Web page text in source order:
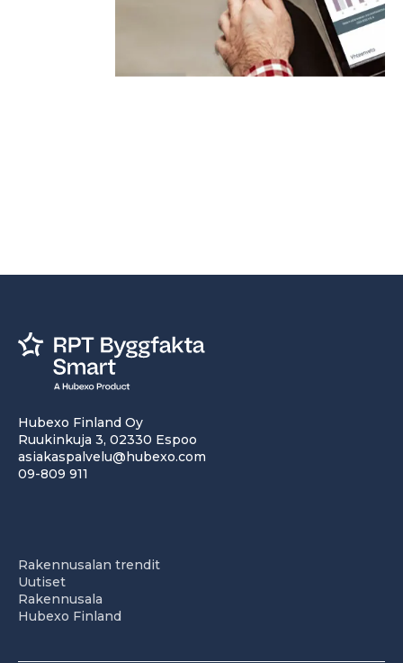
Hubexo Finland Oy
Ruukinkuja 3, 02330 Espoo
asiakaspalvelu@hubexo.com
09-809 911
Rakennusalan trendit
Uutiset
Rakennusala
Hubexo Finland